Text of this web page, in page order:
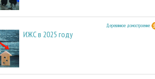
Деревянное домостроение
ИЖС в 2025 году